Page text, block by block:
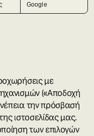
Google
με
(«Αποδοχή
την πρόσβασή
ιστοσελίδας μας.
των επιλογών